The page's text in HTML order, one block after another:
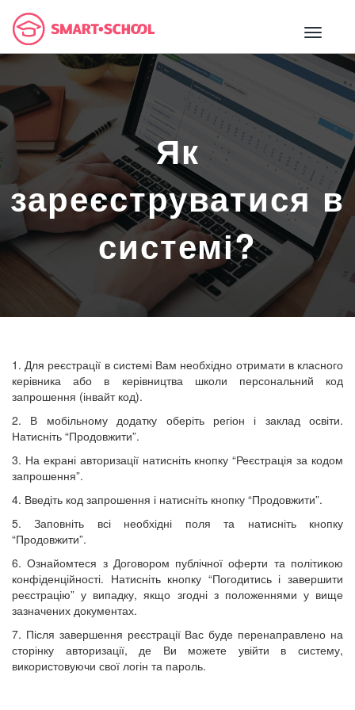
Як
зареєструватися в
системі?
1. Для реєстрації в системі Вам необхідно отримати в класного
керівника або в керівництва школи персональний код
запрошення (інвайт код).
2. В мобільному додатку оберіть регіон і заклад освіти.
Натисніть “Продовжити”.
3. На екрані авторизації натисніть кнопку “Реєстрація за кодом
запрошення”.
4. Введіть код запрошення і натисніть кнопку “Продовжити”.
5. Заповніть всі необхідні поля та натисніть кнопку
“Продовжити”.
6. Ознайомтеся з Договором публічної оферти та політикою
конфіденційності. Натисніть кнопку “Погодитись і завершити
реєстрацію” у випадку, якщо згодні з положеннями у вище
зазначених документах.
7. Після завершення реєстрації Вас буде перенаправлено на
сторінку авторизації, де Ви можете увійти в систему,
використовуючи свої логін та пароль.